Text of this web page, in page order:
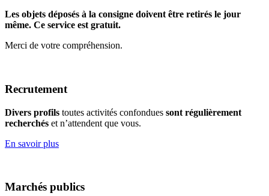
Les objets déposés à la consigne doivent être retirés le jour
même. Ce service est gratuit.
Merci de votre compréhension.
Recrutement
Divers profils toutes activités confondues sont régulièrement
recherchés et n’attendent que vous.
En savoir plus
Marchés publics